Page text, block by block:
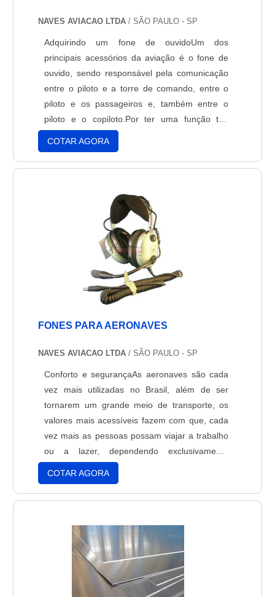
NAVES AVIACAO LTDA / SÃO PAULO - SP
Adquirindo um fone de ouvidoUm dos
principais acessórios da aviação é o fone de
ouvido, sendo responsável pela comunicação
entre o piloto e a torre de comando, entre o
piloto e os passageiros e, também entre o
piloto e o copiloto.Por ter uma função tão
importante, é preciso adquirir um produto que
tenha qualidade e que também transmita um
som claro. Por esta razão, quando surgir
certo, compre um fone ....
COTAR AGORA
FONES PARA AERONAVES
NAVES AVIACAO LTDA / SÃO PAULO - SP
Conforto e segurançaAs aeronaves são cada
vez mais utilizadas no Brasil, além de ser
tornarem um grande meio de transporte, os
valores mais acessíveis fazem com que, cada
vez mais as pessoas possam viajar a trabalho
ou a lazer, dependendo exclusivamente
transportadas por aeronaves.A função
principal dos fones para aeronaves é a de
tornar as viagens mais confortáveis para os
avião. A pressão nos ouvido....
COTAR AGORA